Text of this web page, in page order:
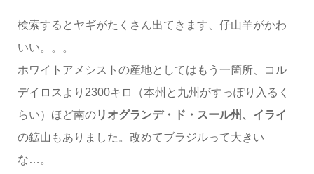
検索するとヤギがたくさん出てきます、仔山羊がかわ
いい。。。
ホワイトアメシストの産地としてはもう一箇所、コル
デイロスより2300キロ（本州と九州がすっぽり入るく
らい）ほど南のリオグランデ・ド・スール州、イライ
の鉱山もありました。改めてブラジルって大きい
な…。